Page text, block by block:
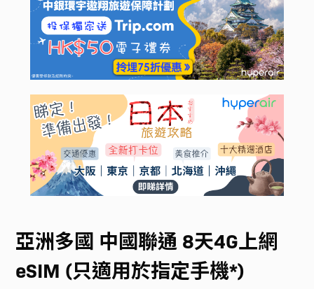
亞洲多國 中國聯通 8天4G上網
eSIM (只適用於指定手機*)